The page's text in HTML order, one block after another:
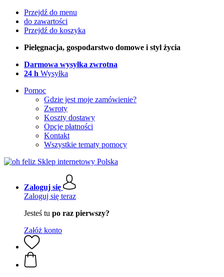
Przejdź do menu
do zawartości
Przejdź do koszyka
Pielęgnacja, gospodarstwo domowe i styl życia
Darmowa wysyłka zwrotna
24 h Wysyłka
Pomoc
Gdzie jest moje zamówienie?
Zwroty
Koszty dostawy
Opcje płatności
Kontakt
Wszystkie tematy pomocy
Zaloguj się
Zaloguj się teraz
Jesteś tu po raz pierwszy?
Załóż konto